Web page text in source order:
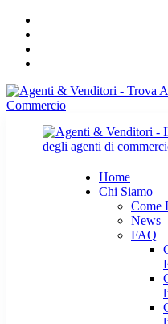
Home
Chi Siamo
Come
News
FAQ